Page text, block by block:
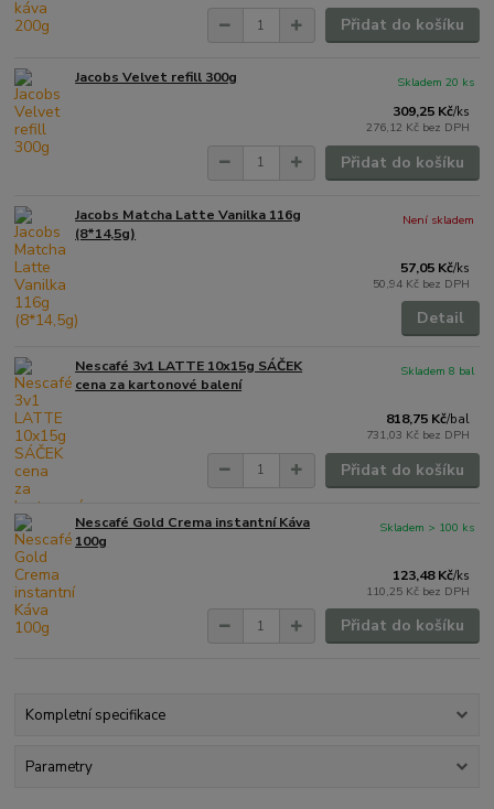
Přidat do košíku
Jacobs Velvet refill 300g
309,25 Kč/ks
276,12 Kč bez DPH
Skladem 20 ks
Přidat do košíku
Jacobs Matcha Latte Vanilka 116g
(8*14,5g)
57,05 Kč/ks
50,94 Kč bez DPH
Není skladem
Detail
Nescafé 3v1 LATTE 10x15g SÁČEK
cena za kartonové balení
818,75 Kč/bal
731,03 Kč bez DPH
Skladem 8 bal
Přidat do košíku
Nescafé Gold Crema instantní Káva
100g
123,48 Kč/ks
110,25 Kč bez DPH
Skladem > 100 ks
Přidat do košíku
Kompletní specifikace
Parametry